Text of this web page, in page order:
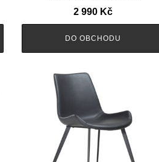
2 990 Kč
DO OBCHODU